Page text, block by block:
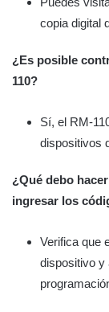
copia digital
¿Es posible
110?
Sí, el RM-
dispositivos
¿Qué debo
ingresar los
Verifica que
dispositivo y